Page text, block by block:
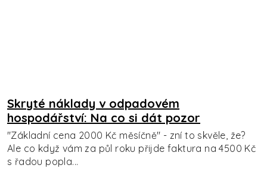
Skryté náklady v odpadovém
hospodářství: Na co si dát pozor
"Základní cena 2000 Kč měsíčně" - zní to skvěle, že?
Ale co když vám za půl roku přijde faktura na 4500 Kč
s řadou popla...